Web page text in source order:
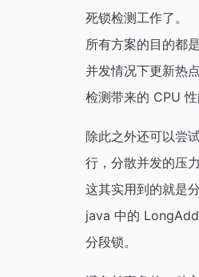
死锁检测工作了。
所有方案的目的都
并发情况下更新热
检测带来的 CPU
除此之外还可以尝
行，分散并发的压力
这其实用到的就是
java 中的
分段锁。